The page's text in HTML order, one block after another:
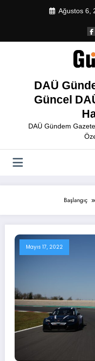
Ağustos 6,
DAÜ
Güncel
DAÜ Gündem
Başlangıç
Mayıs 17, 2022